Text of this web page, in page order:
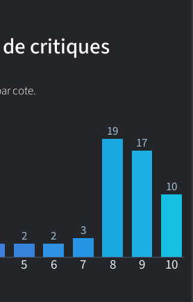
critiques
cote.
2 2 3
19
17
10
5 6 7 8 9 10